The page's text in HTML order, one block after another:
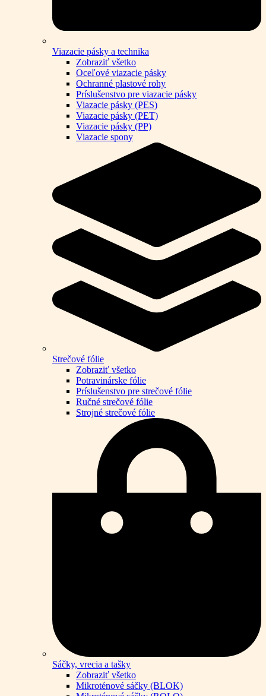
Viazacie pásky a technika
Zobraziť všetko
Oceľové viazacie pásky
Ochranné plastové rohy
Príslušenstvo pre viazacie pásky
Viazacie pásky (PES)
Viazacie pásky (PET)
Viazacie pásky (PP)
Viazacie spony
Strečové fólie
Zobraziť všetko
Potravinárske fólie
Príslušenstvo pre strečové fólie
Ručné strečové fólie
Strojné strečové fólie
Sáčky, vrecia a tašky
Zobraziť všetko
Mikroténové sáčky (BLOK)